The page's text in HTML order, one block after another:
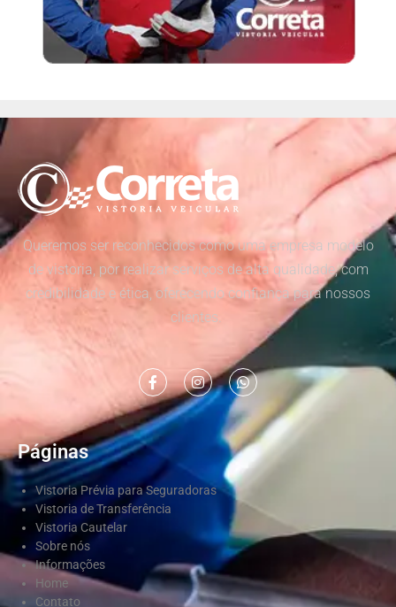
Queremos ser reconhecidos como uma empresa modelo
de vistoria, por realizar serviços de alta qualidade, com
credibilidade e ética, oferecendo confiança para nossos
clientes.
Páginas
Vistoria Prévia para Seguradoras
Vistoria de Transferência
Vistoria Cautelar
Sobre nós
Informações
Home
Contato